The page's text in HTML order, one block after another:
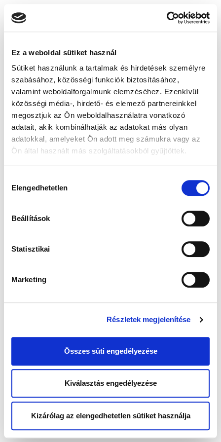
Ez a weboldal sütiket használ
Sütiket használunk a tartalmak és hirdetések személyre
szabásához, közösségi funkciók biztosításához,
valamint weboldalforgalmunk elemzéséhez. Ezenkívül
közösségi média-, hirdető- és elemező partnereinkkel
megosztjuk az Ön weboldalhasználatra vonatkozó
adatait, akik kombinálhatják az adatokat más olyan
adatokkal, amelyeket Ön adott meg számukra vagy az
Ön által használt más szolgáltatásokból gyűjtöttek.
kiválasztása
Elengedhetetlen
Beállítások
Statisztikai
Marketing
Részletek megjelenítése
Összes süti engedélyezése
Kiválasztás engedélyezése
Kizárólag az elengedhetetlen sütiket használja